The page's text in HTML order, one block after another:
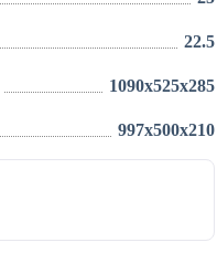
22.5
1090x525x285
997x500x210